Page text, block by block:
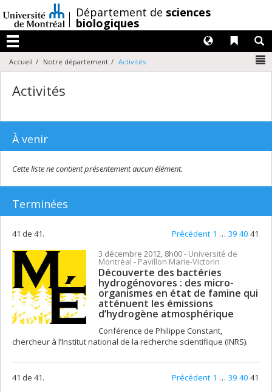
au
contenu
/Département de sciences
biologiques
Menu
Liens
Langues
Accueil Notre département Activités
Activités
À venir
Cette liste ne contient présentement aucun élément.
Terminées
41 de 41. Précédent 1 … 39 40 41
3 décembre 2012, 8h00- Université de
Montréal - Pavillon Marie-Victorin
Découverte des bactéries
hydrogénovores : des micro-
organismes en état de famine qui
atténuent les émissions
d’hydrogène atmosphérique
Conférence de Philippe Constant,
chercheur à l’Institut national de la recherche scientifique (INRS).
41 de 41. Précédent 1 … 39 40 41